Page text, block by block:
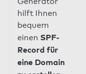
hilft Ihnen
bequem
einen SPF-
Record für
eine Domain